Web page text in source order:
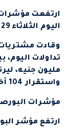
ارتفعت
اليوم الثلاثاء 29 أكتوبر 2024.
وقادت
واستقرار 104 أخرى دون تغيير.
مؤشرات